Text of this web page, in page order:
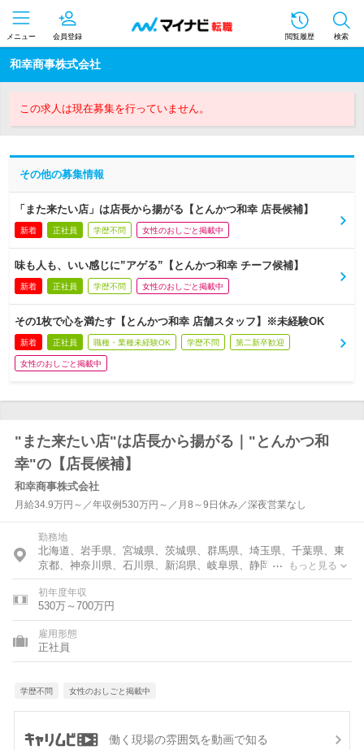
メニュー 会員登録 閲覧履歴 検索
和幸商事株式会社
この求人は現在募集を行っていません。
その他の募集情報
「また来たい店」は店長から揚がる【とんかつ和幸 店長候補】
新着 正社員 学歴不問 女性のおしごと掲載中
味も人も、いい感じに”アゲる”【とんかつ和幸 チーフ候補】
新着 正社員 学歴不問 女性のおしごと掲載中
その1枚で心を満たす【とんかつ和幸 店舗スタッフ】※未経験OK
新着 正社員 職種・業種未経験OK 学歴不問 第二新卒歓迎
女性のおしごと掲載中
"また来たい店"は店長から揚がる｜"とんかつ和
幸"の【店長候補】
和幸商事株式会社
月給34.9万円～／年収例530万円～／月8～9日休み／深夜営業なし
勤務地
北海道、岩手県、宮城県、茨城県、群馬県、埼玉県、千葉県、東
京都、神奈川県、石川県、新潟県、岐阜県、静岡県、愛知県、滋
賀県、京都府、大阪府、兵庫県、奈良県、岡山県、広島県
もっと見る
初年度年収
530万～700万円
雇用形態
正社員
学歴不問 女性のおしごと掲載中
働く現場の雰囲気を動画で知る